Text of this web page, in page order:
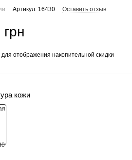
Артикул: 16430 Оставить отзыв
для отображения накопительной скидки
кожи